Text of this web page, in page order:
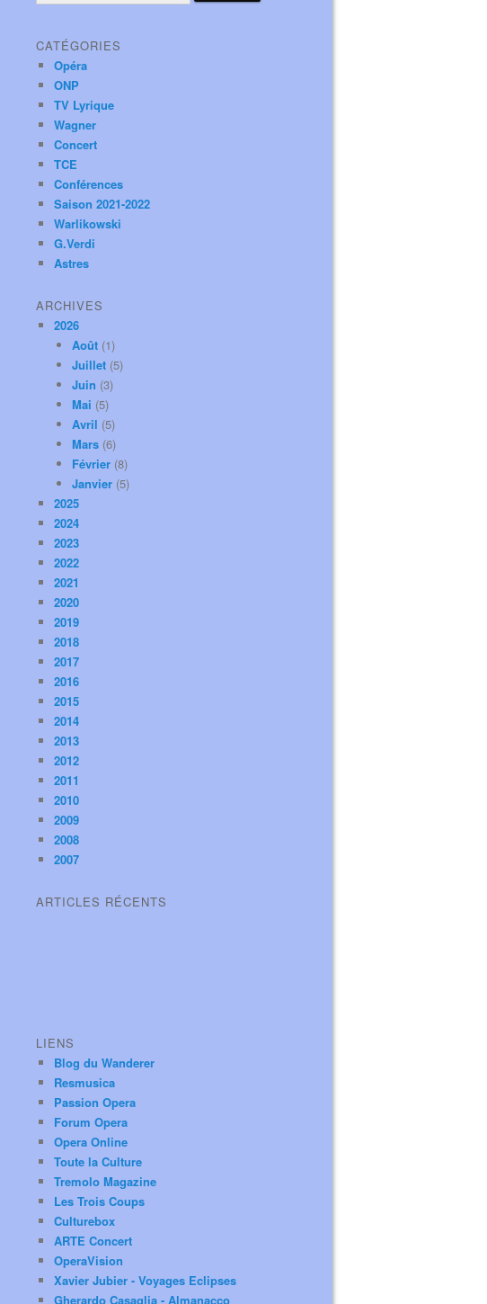
CATÉGORIES
Opéra
ONP
TV Lyrique
Wagner
Concert
TCE
Conférences
Saison 2021-2022
Warlikowski
G.Verdi
Astres
ARCHIVES
2026
Août (1)
Juillet (5)
Juin (3)
Mai (5)
Avril (5)
Mars (6)
Février (8)
Janvier (5)
2025
2024
2023
2022
2021
2020
2019
2018
2017
2016
2015
2014
2013
2012
2011
2010
2009
2008
2007
ARTICLES RÉCENTS
LIENS
Blog du Wanderer
Resmusica
Passion Opera
Forum Opera
Opera Online
Toute la Culture
Tremolo Magazine
Les Trois Coups
Culturebox
ARTE Concert
OperaVision
Xavier Jubier - Voyages Eclipses
Gherardo Casaglia - Almanacco